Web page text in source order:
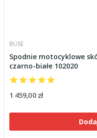
BUSE
Spodnie motocyklowe
czarno-białe 102020
1 459,00 zł